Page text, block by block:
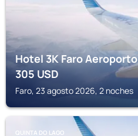
Hotel 3K Faro Aeroporto
305USD
Faro, 23 agosto 2026, 2 noches
QUINTA DO LAGO